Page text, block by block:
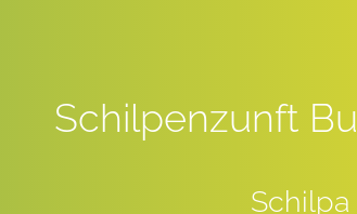
Schilpenzunft
Schilpa